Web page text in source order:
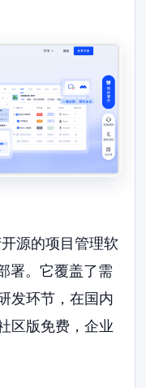
源的项目管理软
署。它覆盖了需
发环节，在国内
区版免费，企业